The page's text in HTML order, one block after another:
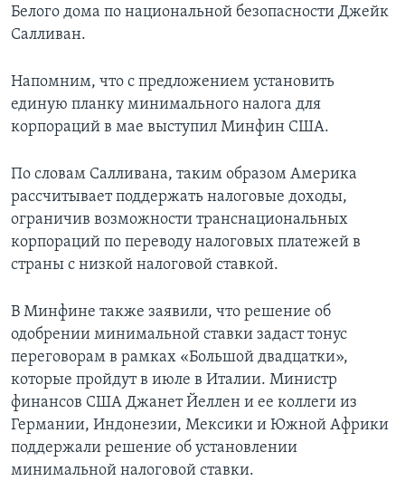
Белого дома по национальной безопасности Джейк
Салливан.
Напомним, что с предложением установить
единую планку минимального налога для
корпораций в мае выступил Минфин США.
По словам Салливана, таким образом Америка
рассчитывает поддержать налоговые доходы,
ограничив возможности транснациональных
корпораций по переводу налоговых платежей в
страны с низкой налоговой ставкой.
В Минфине также заявили, что решение об
одобрении минимальной ставки задаст тонус
переговорам в рамках «Большой двадцатки»,
которые пройдут в июле в Италии. Министр
финансов США Джанет Йеллен и ее коллеги из
Германии, Индонезии, Мексики и Южной Африки
поддержали решение об установлении
минимальной налоговой ставки.